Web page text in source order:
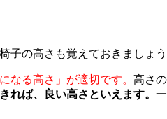
子の高さも覚えておきましょう
なる高さ」が適切です。 高さ
れば、良い高さといえます。